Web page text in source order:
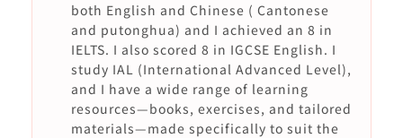
both English and Chinese ( Cantonese
and putonghua) and I achieved an 8 in
IELTS. I also scored 8 in IGCSE English. I
study IAL (International Advanced Level),
and I have a wide range of learning
resources—books, exercises, and tailored
materials—made specifically to suit the